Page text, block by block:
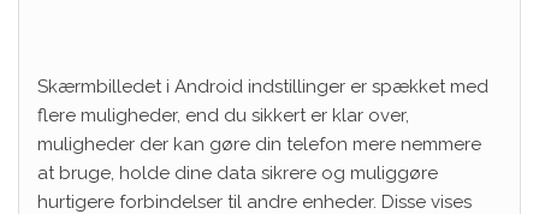
Skærmbilledet i Android indstillinger er spækket med
flere muligheder, end du sikkert er klar over,
muligheder der kan gøre din telefon mere nemmere
at bruge, holde dine data sikrere og muliggøre
hurtigere forbindelser til andre enheder. Disse vises